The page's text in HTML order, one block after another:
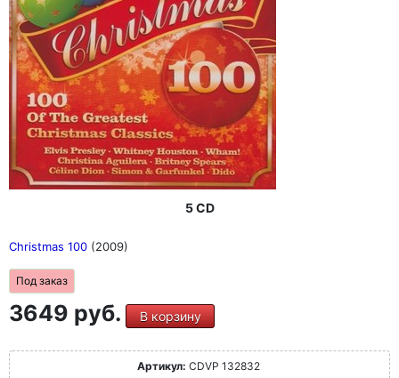
5 CD
Christmas 100 (2009)
Под заказ
3649 руб. В корзину
Артикул: CDVP 132832